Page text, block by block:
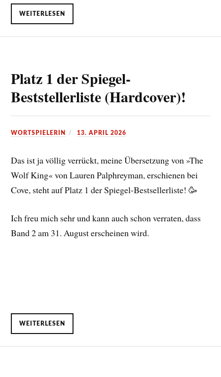
WEITERLESEN
Platz 1 der Spiegel-
Beststellerliste (Hardcover)!
WORTSPIELERIN 13. APRIL 2026
Das ist ja völlig verrückt, meine Übersetzung von »The
Wolf King« von Lauren Palphreyman, erschienen bei
Cove, steht auf Platz 1 der Spiegel-Bestsellerliste! 🥳
Ich freu mich sehr und kann auch schon verraten, dass
Band 2 am 31. August erscheinen wird.
WEITERLESEN